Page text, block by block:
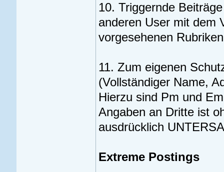
10. Triggernde
anderen User mit dem
vorgesehenen
11. Zum eigenen
(Vollständiger Name,
Hierzu sind Pm und
Angaben an Dritte ist
ausdrücklich
Extreme Postings